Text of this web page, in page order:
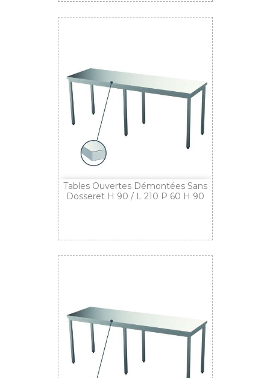
Tables Ouvertes Démontées Sans
Dosseret H 90 / L 210 P 60 H 90